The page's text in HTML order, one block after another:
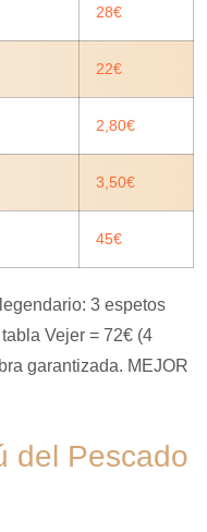
28€
22€
2,80€
3,50€
45€
3 espetos
Vejer = 72€ (4
garantizada. MEJOR
del Pescado